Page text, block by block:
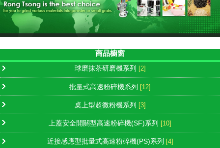
商品櫥窗
球磨抹茶研磨機系列 [2]
批量式高速粉碎機系列 [12]
桌上型超微粉機系列 [3]
上蓋安全開關型高速粉碎機(SF)系列 [10]
近接感應型批量式高速粉碎機(PS)系列 [4]